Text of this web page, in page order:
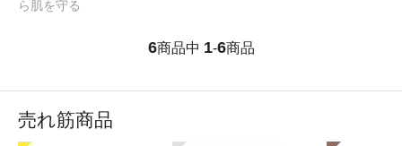
ら肌を守る
6商品中 1-6商品
売れ筋商品